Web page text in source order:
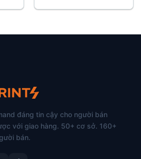
đáng tin cậy cho người bán
với giao hàng. 50+ cơ sở. 160+
bán.